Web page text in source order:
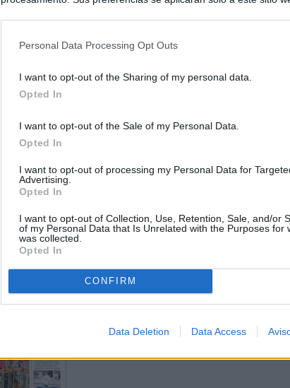
Personal Data Processing Opt Outs
I want to opt-out of the Sharing of my personal data.
Opted In
I want to opt-out of the Sale of my Personal Data.
Opted In
I want to opt-out of processing my Personal Data for
Advertising.
Opted In
I want to opt-out of Collection, Use, Retention, Sale, and/or
of my Personal Data that Is Unrelated with the Purposes for
was collected.
Opted In
CONFIRM
Data Deletion Data Access